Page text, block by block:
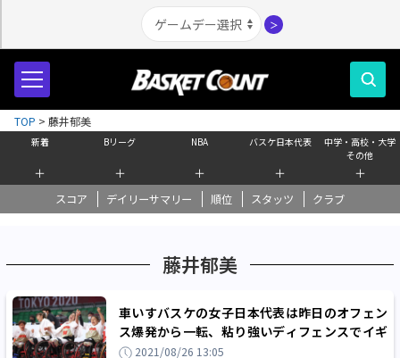
＞
新着
＋
Bリーグ
＋
NBA
＋
バスケ日本代表
＋
中学・高校・大学
その他
＋
スコア デイリーサマリー 順位 スタッツ クラブ
TOP > 藤井郁美
藤井郁美
車いすバスケの女子日本代表は昨日のオフェン
ス爆発から一転、粘り強いディフェンスでイギ
リスとの接戦を制す
2021/08/26 13:05